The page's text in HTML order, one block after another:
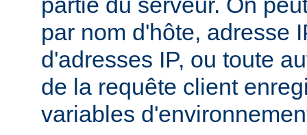
par nom d'hôte, adresse
d'adresses IP, ou toute
de la requête client
variables